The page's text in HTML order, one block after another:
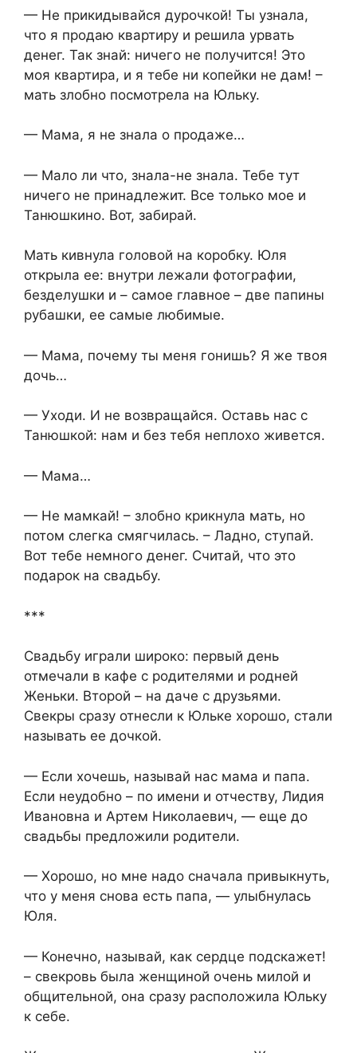
— Не прикидывайся дурочкой! Ты узнала,
что я продаю квартиру и решила урвать
денег. Так знай: ничего не получится! Это
моя квартира, и я тебе ни копейки не дам! –
мать злобно посмотрела на Юльку.
— Мама, я не знала о продаже…
— Мало ли что, знала-не знала. Тебе тут
ничего не принадлежит. Все только мое и
Танюшкино. Вот, забирай.
Мать кивнула головой на коробку. Юля
открыла ее: внутри лежали фотографии,
безделушки и – самое главное – две папины
рубашки, ее самые любимые.
— Мама, почему ты меня гонишь? Я же твоя
дочь…
— Уходи. И не возвращайся. Оставь нас с
Танюшкой: нам и без тебя неплохо живется.
— Мама…
— Не мамкай! – злобно крикнула мать, но
потом слегка смягчилась. – Ладно, ступай.
Вот тебе немного денег. Считай, что это
подарок на свадьбу.
***
Свадьбу играли широко: первый день
отмечали в кафе с родителями и родней
Женьки. Второй – на даче с друзьями.
Свекры сразу отнесли к Юльке хорошо, стали
называть ее дочкой.
— Если хочешь, называй нас мама и папа.
Если неудобно – по имени и отчеству, Лидия
Ивановна и Артем Николаевич, — еще до
свадьбы предложили родители.
— Хорошо, но мне надо сначала привыкнуть,
что у меня снова есть папа, — улыбнулась
Юля.
— Конечно, называй, как сердце подскажет!
– свекровь была женщиной очень милой и
общительной, она сразу расположила Юльку
к себе.